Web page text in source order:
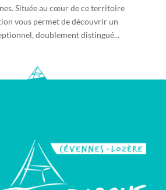
Située au cœur de ce territoire
vous permet de découvrir un
doublement distingué...